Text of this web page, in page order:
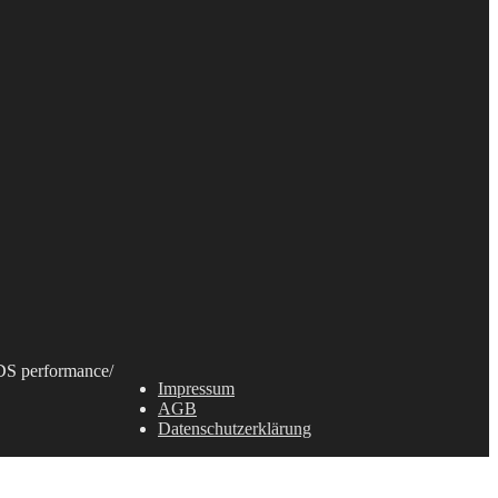
performance/
Impressum
AGB
Datenschutzerklärung